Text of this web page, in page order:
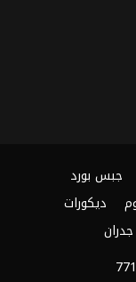
جبس بورد
ديكورات